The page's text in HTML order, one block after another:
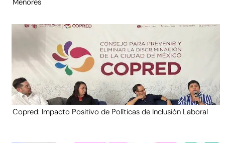
Menores
Copred: Impacto Positivo de Políticas de Inclusión Laboral